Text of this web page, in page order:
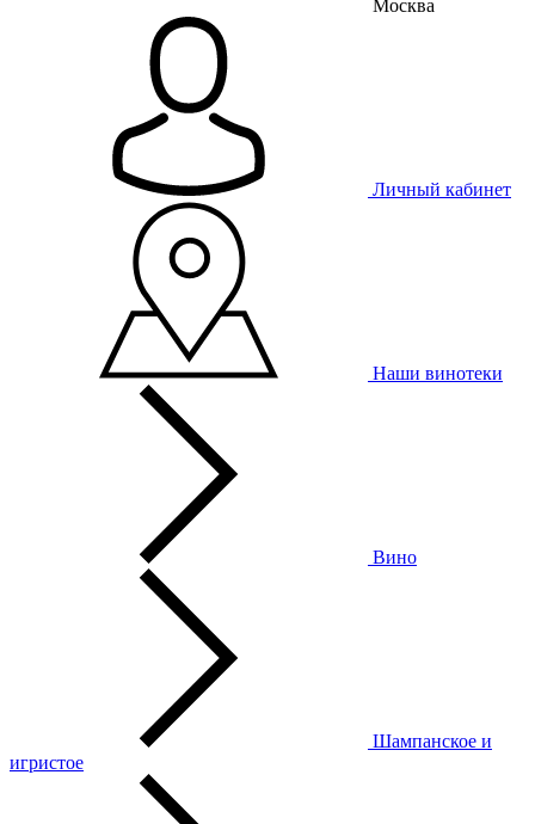
Москва
Личный кабинет
Наши винотеки
Вино
Шампанское и
игристое